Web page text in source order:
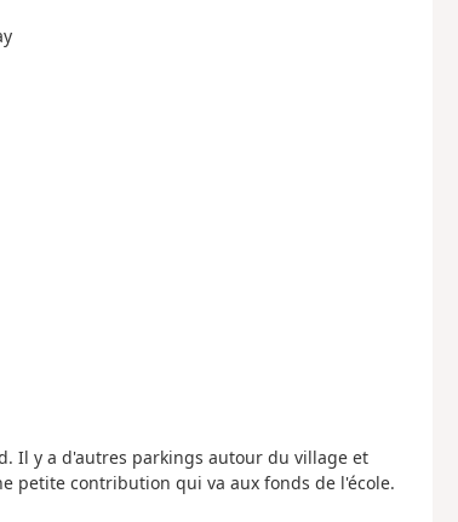
Il y a d'autres parkings autour du village et
petite contribution qui va aux fonds de l'école.